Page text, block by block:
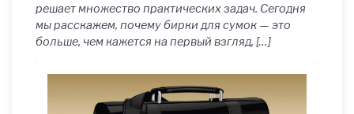
решает множество практических задач. Сегодня
мы расскажем, почему бирки для сумок — это
больше, чем кажется на первый взгляд, […]